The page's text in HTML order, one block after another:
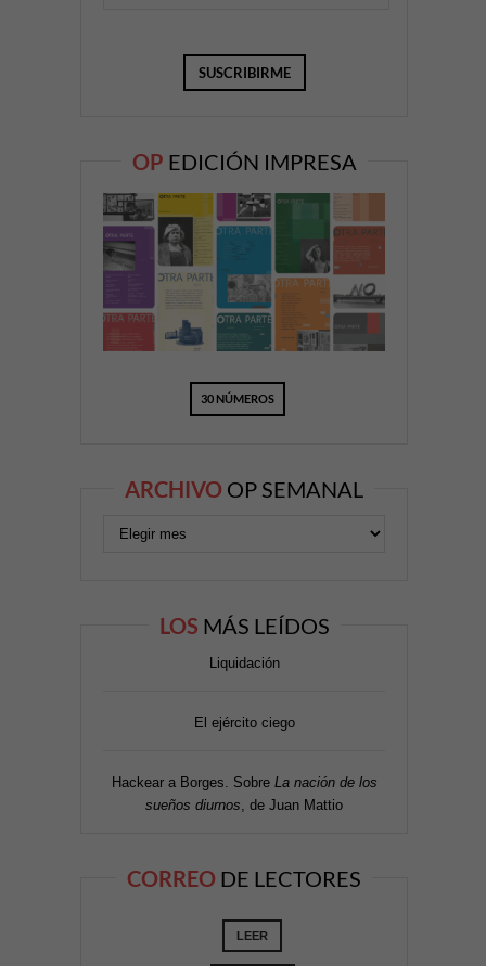
OP EDICIÓN IMPRESA
30 NÚMEROS
ARCHIVO OP SEMANAL
LOS MÁS LEÍDOS
Liquidación
El ejército ciego
Hackear a Borges. Sobre La nación de los
sueños diurnos , de Juan Mattio
CORREO DE LECTORES
LEER